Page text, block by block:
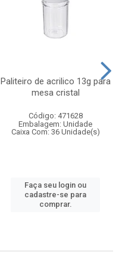
Paliteiro de acrilico 13g para
mesa cristal
Código: 471628
Embalagem: Unidade
Caixa Com: 36 Unidade(s)
Faça seu login ou
cadastre-se para
comprar.